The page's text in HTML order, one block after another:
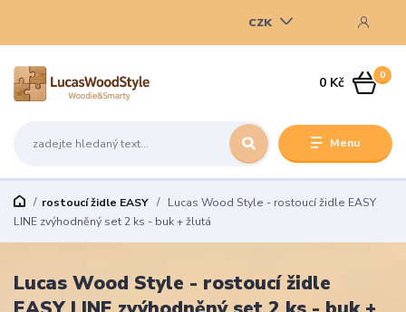
Menu
CZK
0
0 Kč
rostoucí židle EASY
Lucas Wood Style - rostoucí židle EASY
LINE zvýhodněný set 2 ks - buk + žlutá
Lucas Wood Style - rostoucí židle